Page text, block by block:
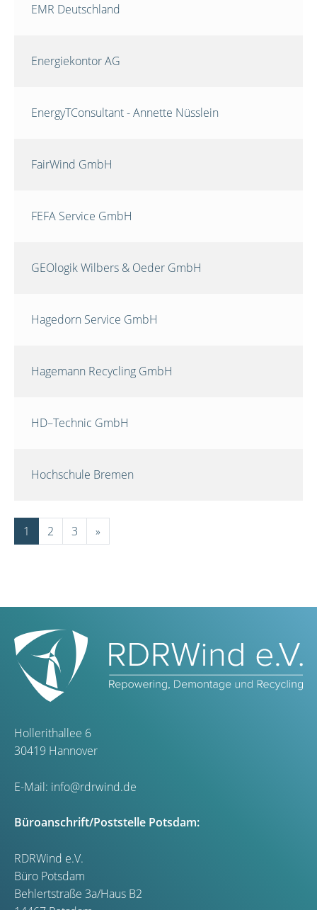
EMR Deutschland
Energiekontor AG
EnergyTConsultant - Annette Nüsslein
FairWind GmbH
FEFA Service GmbH
GEOlogik Wilbers & Oeder GmbH
Hagedorn Service GmbH
Hagemann Recycling GmbH
HD–Technic GmbH
Hochschule Bremen
1 2 3 »
Hollerithallee 6
30419 Hannover
E-Mail: info@rdrwind.de
Büroanschrift/Poststelle Potsdam:
RDRWind e.V.
Büro Potsdam
Behlertstraße 3a/Haus B2